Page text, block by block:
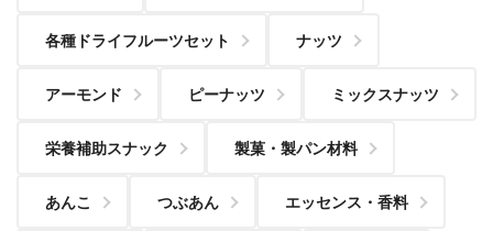
各種ドライフルーツセット ナッツ
アーモンド ピーナッツ ミックスナッツ
栄養補助スナック 製菓・製パン材料
あんこ つぶあん エッセンス・香料